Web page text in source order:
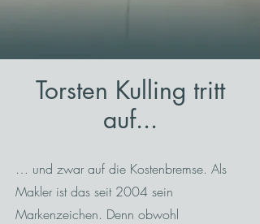
Torsten Kulling tritt
auf...
… und zwar auf die Kostenbremse. Als
Makler ist das seit 2004 sein
Markenzeichen. Denn obwohl